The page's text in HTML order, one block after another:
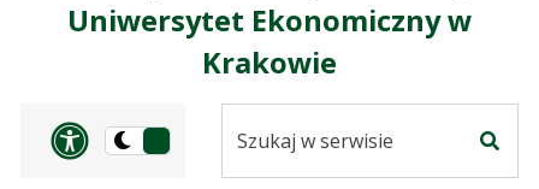
Uniwersytet Ekonomiczny w
Krakowie
Panel dostosowania
Przełącz
serwisie